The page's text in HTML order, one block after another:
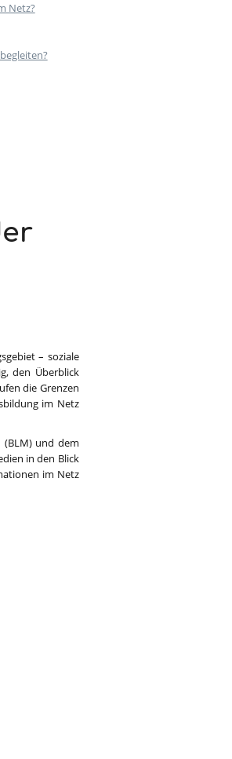
Netz?
– soziale
den Überblick
die Grenzen
im Netz
(BLM) und dem
in den Blick
im Netz